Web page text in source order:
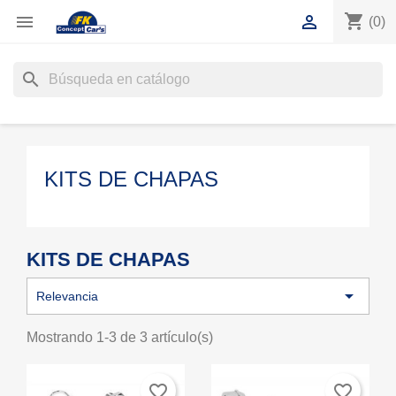
 shopping_cart (0)

search
KITS DE CHAPAS
KITS DE CHAPAS
Relevancia 
Mostrando 1-3 de 3 artículo(s)
favorite_border favorite_border